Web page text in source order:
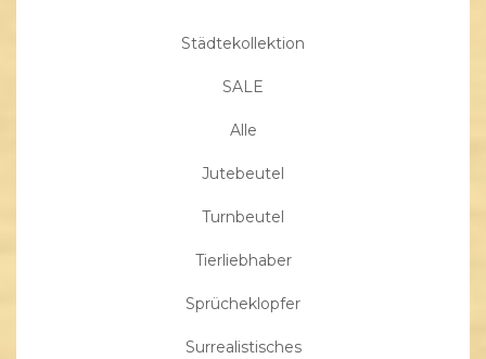
Städtekollektion
SALE
Alle
Jutebeutel
Turnbeutel
Tierliebhaber
Sprücheklopfer
Surrealistisches